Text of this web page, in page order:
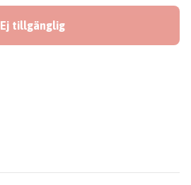
Ej tillgänglig